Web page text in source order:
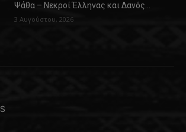
Ψάθα – Νεκροί Έλληνας και Δανός…
3 Αυγούστου, 2026